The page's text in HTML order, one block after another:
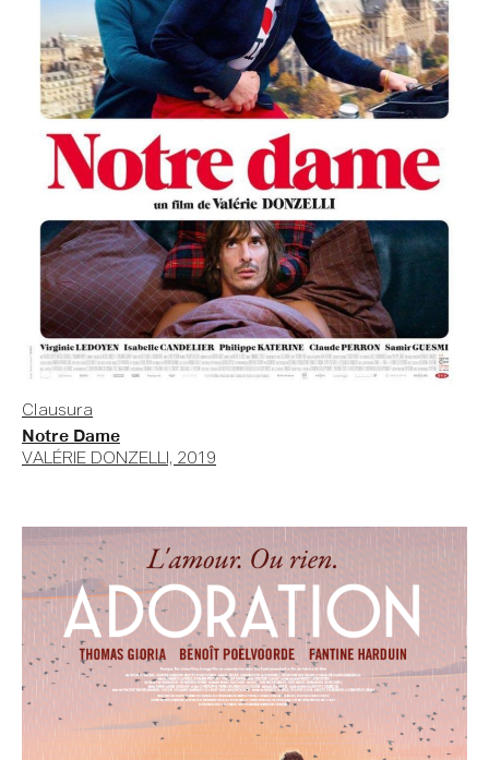
Clausura
Notre Dame
VALÉRIE DONZELLI, 2019